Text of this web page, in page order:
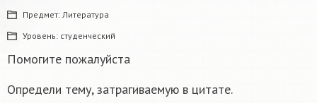
Предмет: Литература
Уровень: студенческий
Помогите пожалуйста
Определи тему, затрагиваемую в цитате.